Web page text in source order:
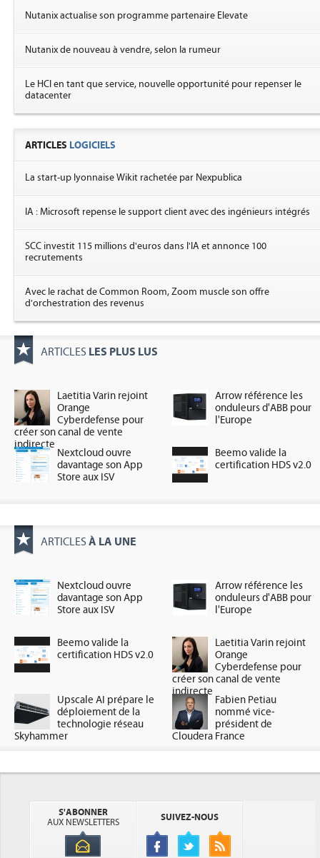
Nutanix actualise son programme partenaire Elevate
Nutanix de nouveau à vendre, selon la rumeur
Le HCI en tant que service, nouvelle opportunité pour repenser le
datacenter
ARTICLES LOGICIELS
La start-up lyonnaise Wikit rachetée par Nexpublica
IA : Microsoft repense le support client avec des ingénieurs intégrés
SCC investit 115 millions d'euros dans l'IA et annonce 100
recrutements
Avec le rachat de Common Room, Zoom muscle son offre
d'orchestration des revenus
ARTICLES LES PLUS LUS
Laetitia Varin rejoint
Orange
Cyberdefense pour
créer son canal de vente
indirecte
Arrow référence les
onduleurs d'ABB pour
l'Europe
Nextcloud ouvre
davantage son App
Store aux ISV
Beemo valide la
certification HDS v2.0
ARTICLES À LA UNE
Nextcloud ouvre
davantage son App
Store aux ISV
Arrow référence les
onduleurs d'ABB pour
l'Europe
Beemo valide la
certification HDS v2.0
Laetitia Varin rejoint
Orange
Cyberdefense pour
créer son canal de vente
indirecte
Upscale AI prépare le
déploiement de la
technologie réseau
Skyhammer
Fabien Petiau
nommé vice-
président de
Cloudera France
S'ABONNER
AUX NEWSLETTERS
SUIVEZ-NOUS